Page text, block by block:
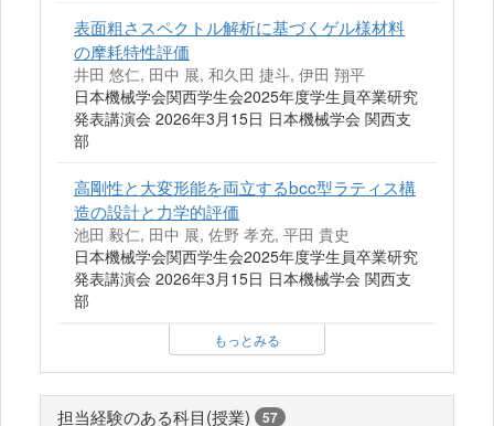
表面粗さスペクトル解析に基づくゲル様材料
の摩耗特性評価
井田 悠仁, 田中 展, 和久田 捷斗, 伊田 翔平
日本機械学会関西学生会2025年度学生員卒業研究
発表講演会 2026年3月15日 日本機械学会 関西支
部
高剛性と大変形能を両立するbcc型ラティス構
造の設計と力学的評価
池田 毅仁, 田中 展, 佐野 孝充, 平田 貴史
日本機械学会関西学生会2025年度学生員卒業研究
発表講演会 2026年3月15日 日本機械学会 関西支
部
もっとみる
担当経験のある科目(授業) 57